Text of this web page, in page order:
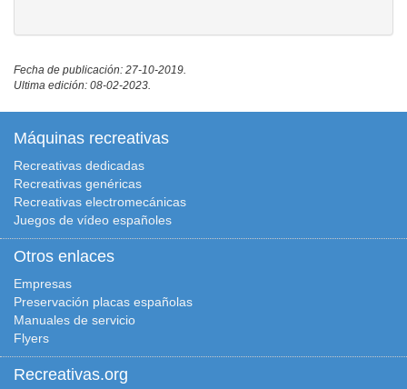
Fecha de publicación: 27-10-2019.
Ultima edición: 08-02-2023.
Máquinas recreativas
Recreativas dedicadas
Recreativas genéricas
Recreativas electromecánicas
Juegos de vídeo españoles
Otros enlaces
Empresas
Preservación placas españolas
Manuales de servicio
Flyers
Recreativas.org